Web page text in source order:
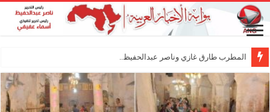
المطرب طارق غازي وناصر عبدالحفيظ.. شراكة فنية